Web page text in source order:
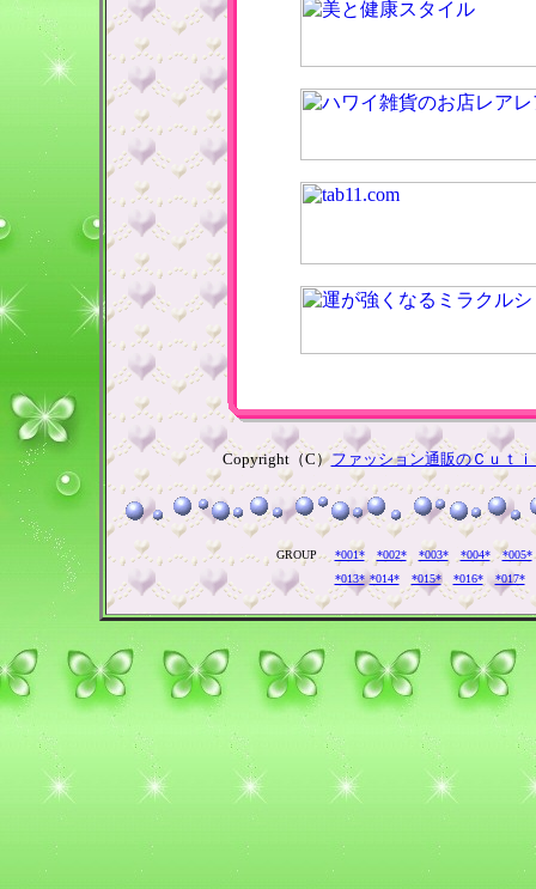
Copyright（C）ファッション通販のＣｕｔ
GROUP *001* *002* *003* *004*
*005*
*013* *014* *015* *016* *017*